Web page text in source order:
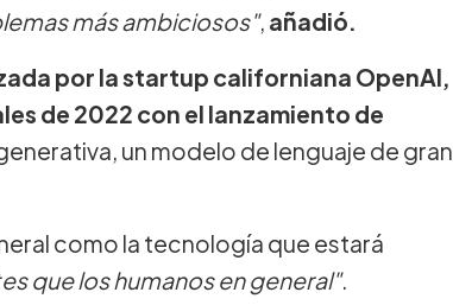
más ambiciosos", añadió.
por la startup californiana OpenAI,
de 2022 con el lanzamiento de
un modelo de lenguaje de gran
como la tecnología que estará
que los humanos en general".